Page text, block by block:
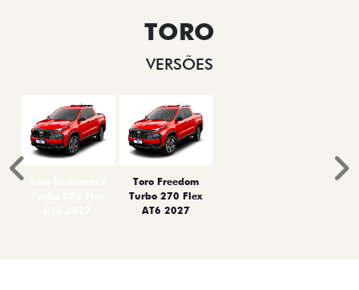
TORO
VERSÕES
Toro Freedom
Turbo 270 Flex
AT6 2027
Anterior